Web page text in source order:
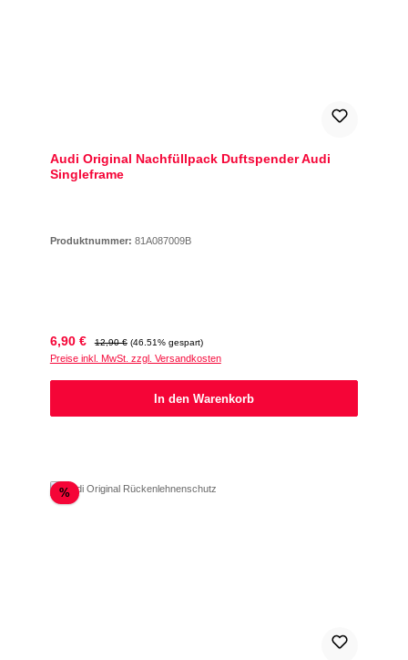
Audi Original Nachfüllpack Duftspender Audi
Singleframe
Produktnummer: 81A087009B
Verkaufspreis:
6,90 € Regulärer Preis:
12,90 € (46.51% gespart)
Preise inkl. MwSt. zzgl. Versandkosten
In den Warenkorb
%Rabatt